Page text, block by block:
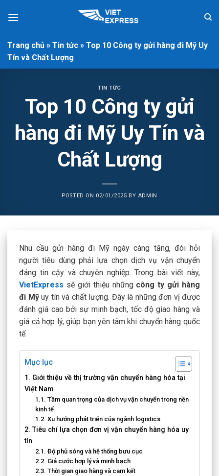
Trang chủ » Tin tức » Top 10 Công ty gửi hàng đi Mỹ Uy
Tín và Chất Lượng
TIN TỨC
Top 10 Công ty gửi
hàng đi Mỹ Uy Tín và
Chất Lượng
POSTED ON 02/01/2025 BY ADMIN
Nhu cầugửi hàng đi Mỹ ngày càng tăng, đòi hỏi
người tiêu dùng phải lựa chọn dịch vụ vận chuyển
đáng tin cậy và chuyên nghiệp. Trong bài viết này,
VietExpress sẽ giới thiệu những công ty gửi hàng
đi Mỹuy tín và chất lượng. Đây là những đơn vị được
đánh giá cao bởi sự minh bạch, tốc độ giao hàng và
giá cả hợp lý, giúp bạn yên tâm khi chuyển hàng quốc
tế.
Mục lục
1. Giới thiệu về thị trường vận chuyển hàng hóa tại
Việt Nam
1.1. Tầm quan trọng của dịch vụ vận chuyển trong nền
kinh tế
1.2. Xu hướng phát triển của ngành logistics
2. Tiêu chí lựa chọn đơn vị vận chuyển hàng hóa uy
tín
2.1. Độ phủ sóng và hệ thống bưu cục
2.2. Giá cước hợp lý và minh bạch
2.3. Thời gian giao hàng và cam kết